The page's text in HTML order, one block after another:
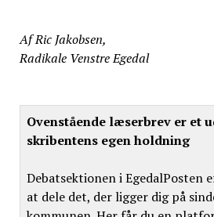
Af Ric Jakobsen,
Radikale Venstre Egedal
Ovenstående læserbrev er et
skribentens egen holdning
Debatsektionen i EgedalPosten
at dele det, der ligger dig på